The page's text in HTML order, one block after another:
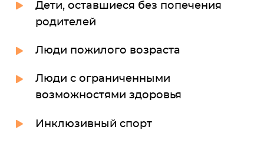
Дети, оставшиеся без попечения
родителей
Люди пожилого возраста
Люди с ограниченными
возможностями здоровья
Инклюзивный спорт